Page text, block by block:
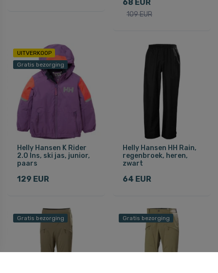
68 EUR
109 EUR
UITVERKOOP
Gratis bezorging
Helly Hansen K Rider
2.0 Ins, ski jas, junior,
paars
129 EUR
Helly Hansen HH Rain,
regenbroek, heren,
zwart
64 EUR
Gratis bezorging Gratis bezorging